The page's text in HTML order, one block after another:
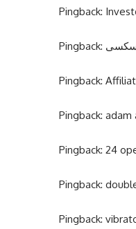
Pingback:
Pingback:
Pingback:
Pingback: adam
Pingback: 24
Pingback:
Pingback: